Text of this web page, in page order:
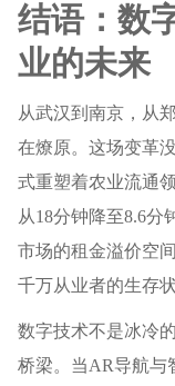
结语：数
业的未来
从武汉到南京，从
在燎原。这场变革
式重塑着农业流通
从18分钟降至8.6分
市场的租金溢价空
千万从业者的生存
数字技术不是冰冷
桥梁。当AR导航与